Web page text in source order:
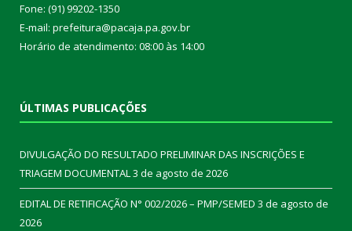
Fone: (91) 99202-1350
E-mail: prefeitura@pacaja.pa.gov.br
Horário de atendimento: 08:00 às 14:00
ÚLTIMAS PUBLICAÇÕES
DIVULGAÇÃO DO RESULTADO PRELIMINAR DAS INSCRIÇÕES E
TRIAGEM DOCUMENTAL3 de agosto de 2026
EDITAL DE RETIFICAÇÃO N° 002/2026 – PMP/SEMED 3 de agosto de
2026